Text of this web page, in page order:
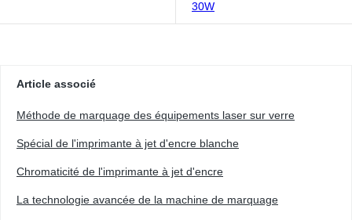
30W
Article associé
Méthode de marquage des équipements laser sur verre
Spécial de l'imprimante à jet d'encre blanche
Chromaticité de l'imprimante à jet d'encre
La technologie avancée de la machine de marquage